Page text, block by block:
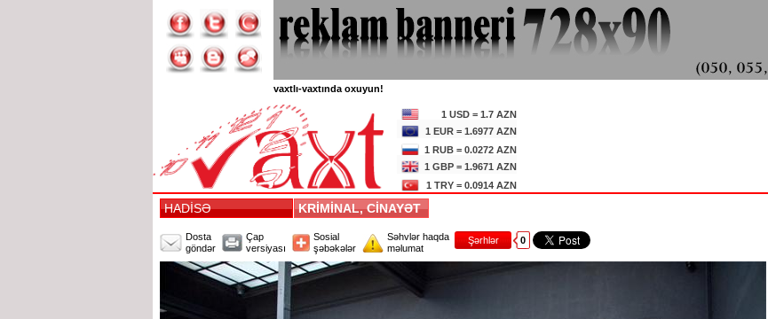
vaxtlı-vaxtında oxuyun!
1 USD = 1.7 AZN
1 EUR = 1.6977 AZN
1 RUB = 0.0272 AZN
1 GBP = 1.9671 AZN
1 TRY = 0.0914 AZN
HADİSƏ KRİMİNAL, CİNAYƏT
Dosta
göndər
Çap
versiyası
Sosial
şəbəkələr
Səhvlər haqda
məlumat
Şərhlər 0